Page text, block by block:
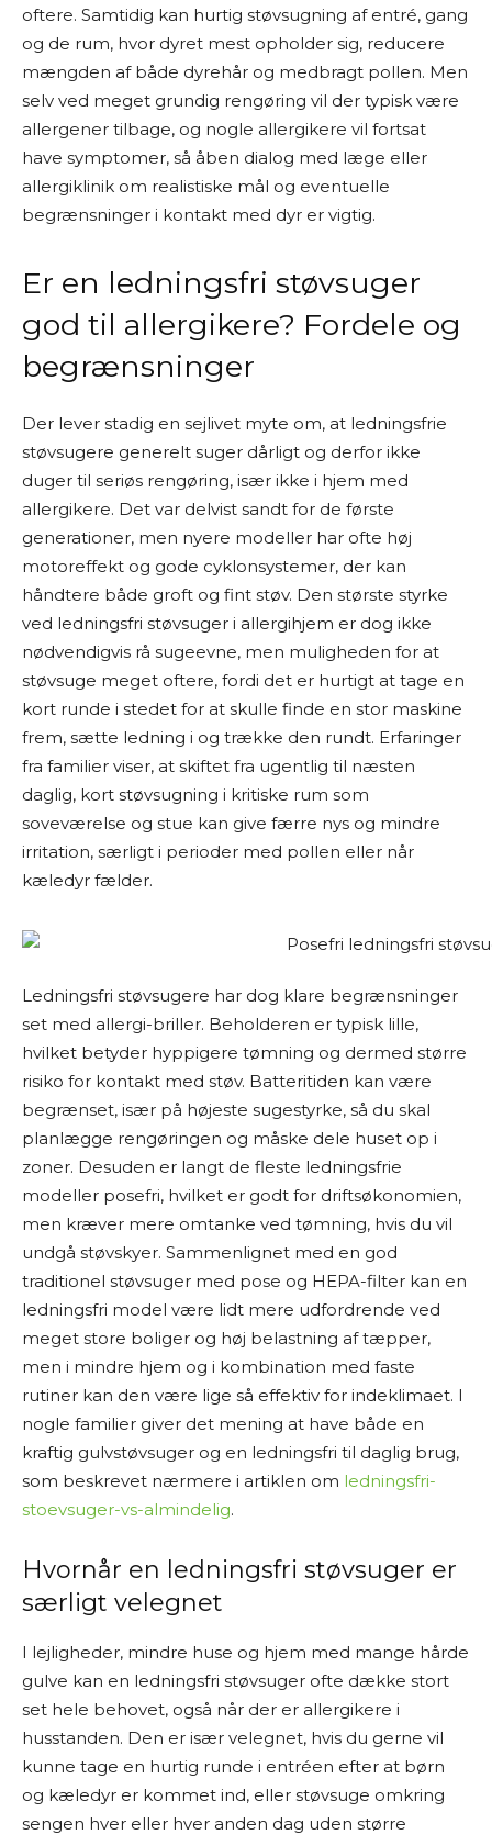
oftere. Samtidig kan hurtig støvsugning af entré, gang
og de rum, hvor dyret mest opholder sig, reducere
mængden af både dyrehår og medbragt pollen. Men
selv ved meget grundig rengøring vil der typisk være
allergener tilbage, og nogle allergikere vil fortsat
have symptomer, så åben dialog med læge eller
allergiklinik om realistiske mål og eventuelle
begrænsninger i kontakt med dyr er vigtig.
Er en ledningsfri støvsuger
god til allergikere? Fordele og
begrænsninger
Der lever stadig en sejlivet myte om, at ledningsfrie
støvsugere generelt suger dårligt og derfor ikke
duger til seriøs rengøring, især ikke i hjem med
allergikere. Det var delvist sandt for de første
generationer, men nyere modeller har ofte høj
motoreffekt og gode cyklonsystemer, der kan
håndtere både groft og fint støv. Den største styrke
ved ledningsfri støvsuger i allergihjem er dog ikke
nødvendigvis rå sugeevne, men muligheden for at
støvsuge meget oftere, fordi det er hurtigt at tage en
kort runde i stedet for at skulle finde en stor maskine
frem, sætte ledning i og trække den rundt. Erfaringer
fra familier viser, at skiftet fra ugentlig til næsten
daglig, kort støvsugning i kritiske rum som
soveværelse og stue kan give færre nys og mindre
irritation, særligt i perioder med pollen eller når
kæledyr fælder.
Ledningsfri støvsugere har dog klare begrænsninger
set med allergi-briller. Beholderen er typisk lille,
hvilket betyder hyppigere tømning og dermed større
risiko for kontakt med støv. Batteritiden kan være
begrænset, især på højeste sugestyrke, så du skal
planlægge rengøringen og måske dele huset op i
zoner. Desuden er langt de fleste ledningsfrie
modeller posefri, hvilket er godt for driftsøkonomien,
men kræver mere omtanke ved tømning, hvis du vil
undgå støvskyer. Sammenlignet med en god
traditionel støvsuger med pose og HEPA-filter kan en
ledningsfri model være lidt mere udfordrende ved
meget store boliger og høj belastning af tæpper,
men i mindre hjem og i kombination med faste
rutiner kan den være lige så effektiv for indeklimaet. I
nogle familier giver det mening at have både en
kraftig gulvstøvsuger og en ledningsfri til daglig brug,
som beskrevet nærmere i artiklen om ledningsfri-
stoevsuger-vs-almindelig.
Hvornår en ledningsfri støvsuger er
særligt velegnet
I lejligheder, mindre huse og hjem med mange hårde
gulve kan en ledningsfri støvsuger ofte dække stort
set hele behovet, også når der er allergikere i
husstanden. Den er især velegnet, hvis du gerne vil
kunne tage en hurtig runde i entréen efter at børn
og kæledyr er kommet ind, eller støvsuge omkring
sengen hver eller hver anden dag uden større